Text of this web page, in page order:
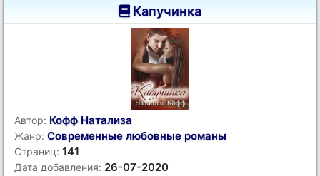
Капучинка
Автор: Кофф Натализа
Жанр: Современные любовные романы
Страниц: 141
Дата добавления: 26-07-2020